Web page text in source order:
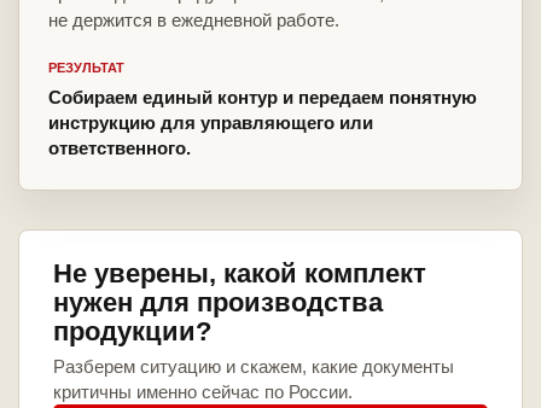
не держится в ежедневной работе.
РЕЗУЛЬТАТ
Собираем единый контур и передаем понятную
инструкцию для управляющего или
ответственного.
Не уверены, какой комплект
нужен для производства
продукции?
Разберем ситуацию и скажем, какие документы
критичны именно сейчас по России.